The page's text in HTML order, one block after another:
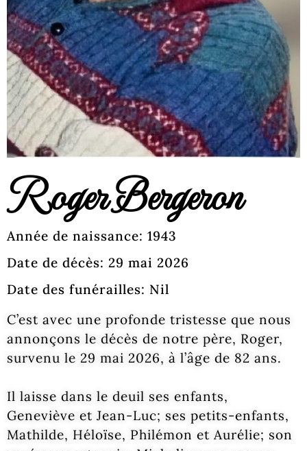
Roger Bergeron
Année de naissance: 1943
Date de décès: 29 mai 2026
Date des funérailles: Nil
C’est avec une profonde tristesse que nous
annonçons le décès de notre père, Roger,
survenu le 29 mai 2026, à l’âge de 82 ans.
Il laisse dans le deuil ses enfants,
Geneviève et Jean-Luc; ses petits-enfants,
Mathilde, Héloïse, Philémon et Aurélie; son